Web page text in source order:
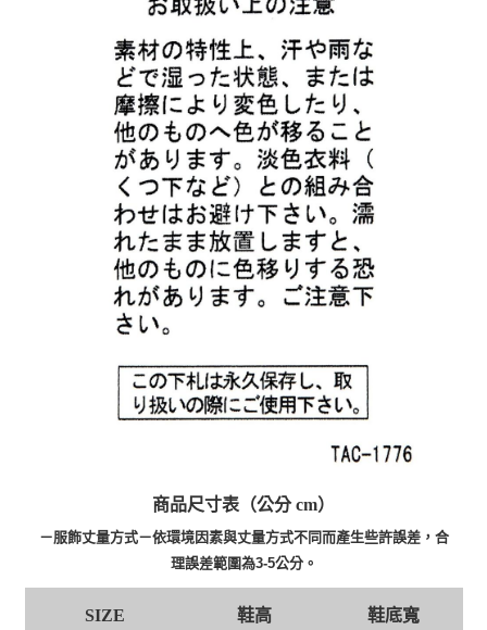
商品尺寸表（公分 cm）
－服飾丈量方式－依環境因素與丈量方式不同而產生些許誤差，合
理誤差範圍為3-5公分。
SIZE 鞋高 鞋底寬